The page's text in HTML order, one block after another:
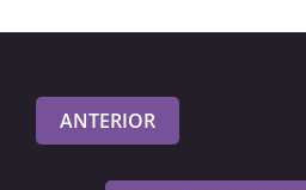
ANTERIOR